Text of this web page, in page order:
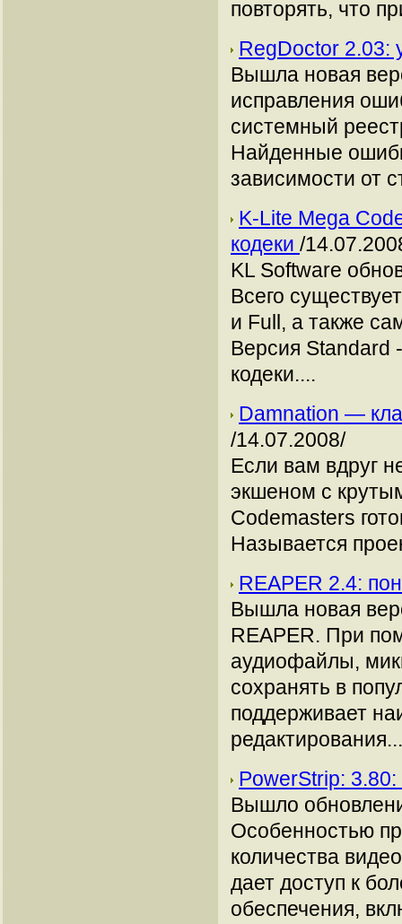
повторять, что
RegDoctor 2.03:
Вышла новая
исправления
системный
Найденные
зависимости от
K-Lite Mega
кодеки /
KL Software
Всего
и Full, а также
Версия Standard
кодеки....
Damnation —
/14.07.2008/
Если вам вдруг
экшеном с
Codemasters
Называется
REAPER 2.4:
Вышла новая
REAPER. При
аудиофайлы,
сохранять в
поддерживает
PowerStrip:
Вышло
Особенностью
количества
дает доступ к
обеспечения,